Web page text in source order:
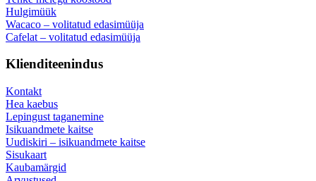
Hulgimüük
Wacaco – volitatud edasimüüja
Cafelat – volitatud edasimüüja
Klienditeenindus
Kontakt
Hea kaebus
Lepingust taganemine
Isikuandmete kaitse
Uudiskiri – isikuandmete kaitse
Sisukaart
Kaubamärgid